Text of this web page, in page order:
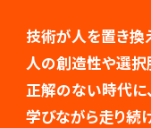
技術が人を置き換
人の創造性や選択
正解のない時代に
学びながら走り続